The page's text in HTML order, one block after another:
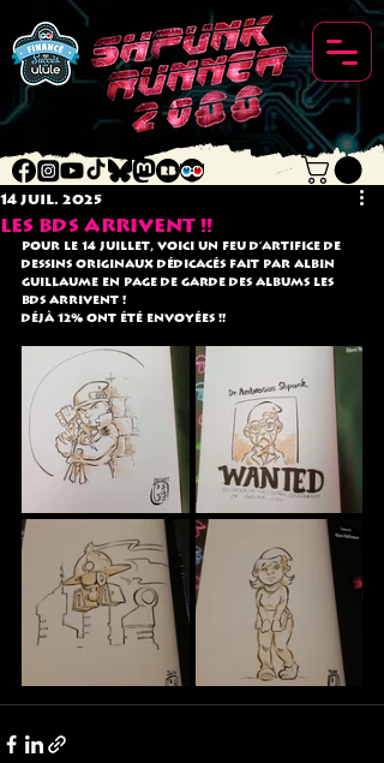
Les BDs arrivent !!
14 juil. 2025
Pour le 14 juillet, voici un feu d'artifice de
dessins originaux dédicacés fait par albin
guillaume en page de garde des albums Les
BDs arrivent !
déjà 12% ont été envoyées !!